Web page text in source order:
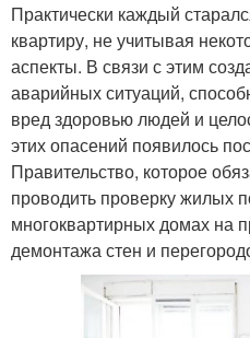
Практически каждый
квартиру, не учитывая
аспекты. В связи с этим
аварийных ситуаций,
вред здоровью людей и
этих опасений появилось
Правительство, которое
проводить проверку жилых
многоквартирных домах на
демонтажа стен и